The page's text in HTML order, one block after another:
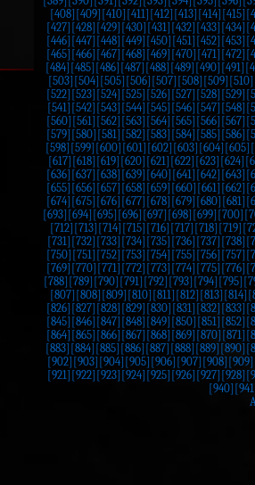
[408] [409] [410] [411] [412] [413] [414] [415]
[427] [428] [429] [430] [431] [432] [433] [434]
[446] [447] [448] [449] [450] [451] [452] [453]
[465] [466] [467] [468] [469] [470] [471] [472]
[484] [485] [486] [487] [488] [489] [490] [491]
[503] [504] [505] [506] [507] [508] [509] [510]
[522] [523] [524] [525] [526] [527] [528] [529]
[541] [542] [543] [544] [545] [546] [547] [548]
[560] [561] [562] [563] [564] [565] [566] [567]
[579] [580] [581] [582] [583] [584] [585] [586]
[598] [599] [600] [601] [602] [603] [604] [605]
[617] [618] [619] [620] [621] [622] [623] [624]
[636] [637] [638] [639] [640] [641] [642] [643]
[655] [656] [657] [658] [659] [660] [661] [662]
[674] [675] [676] [677] [678] [679] [680] [681]
[693] [694] [695] [696] [697] [698] [699] [700]
[712] [713] [714] [715] [716] [717] [718] [719]
[731] [732] [733] [734] [735] [736] [737] [738]
[750] [751] [752] [753] [754] [755] [756] [757]
[769] [770] [771] [772] [773] [774] [775] [776]
[788] [789] [790] [791] [792] [793] [794] [795]
[807] [808] [809] [810] [811] [812] [813] [814]
[826] [827] [828] [829] [830] [831] [832] [833]
[845] [846] [847] [848] [849] [850] [851] [852]
[864] [865] [866] [867] [868] [869] [870] [871]
[883] [884] [885] [886] [887] [888] [889] [890]
[902] [903] [904] [905] [906] [907] [908] [909]
[921] [922] [923] [924] [925] [926] [927] [928]
[940]